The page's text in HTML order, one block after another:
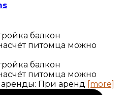
балкон
питомца можно
балкон
питомца можно
аренды: При аренд [more]